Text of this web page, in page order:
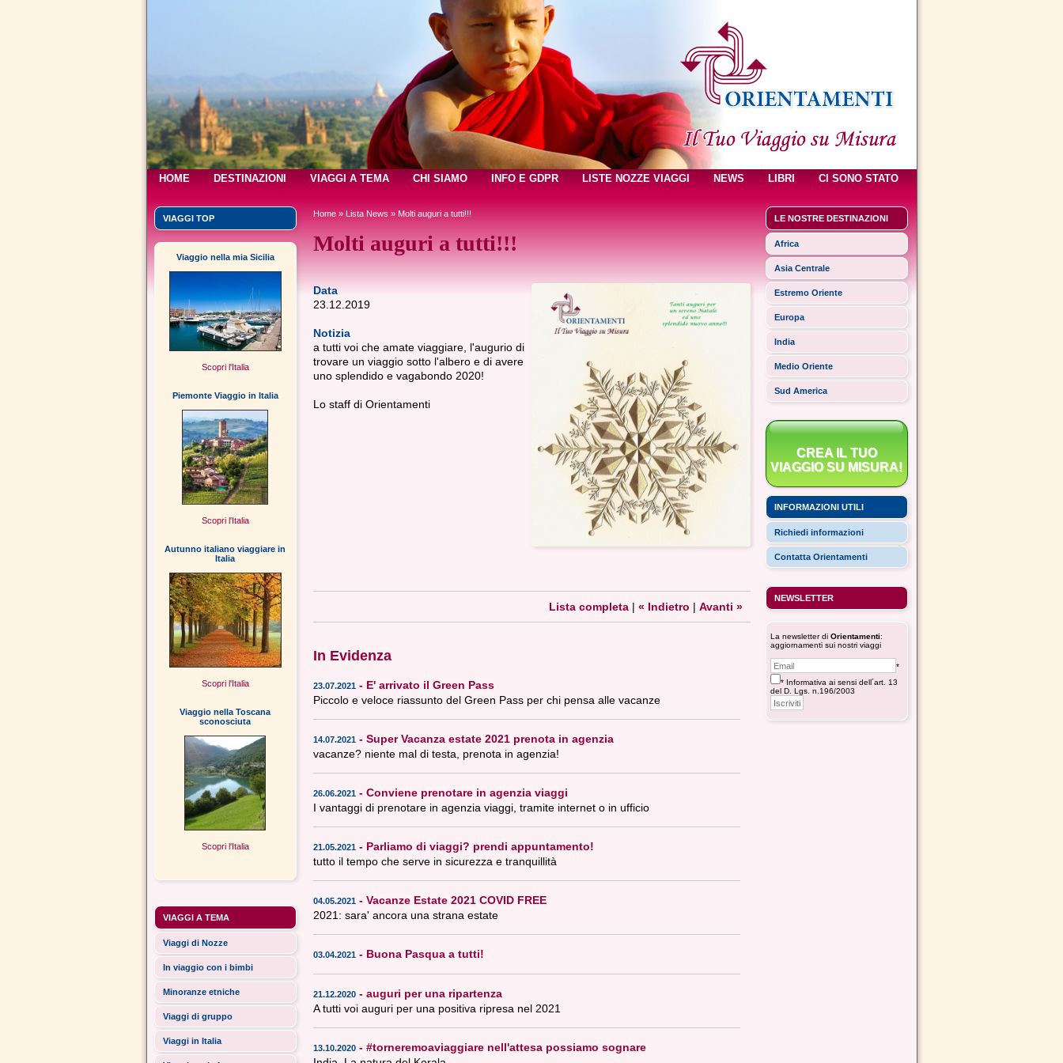
HOME DESTINAZIONI VIAGGI A TEMA CHI SIAMO INFO E GDPR LISTE NOZZE VIAGGI NEWS LIBRI CI SONO STATO
VIAGGI TOP
Viaggio nella mia Sicilia
Scopri l'Italia
Piemonte Viaggio in Italia
Scopri l'Italia
Autunno italiano viaggiare in
Italia
Scopri l'Italia
Viaggio nella Toscana
sconosciuta
Scopri l'Italia
VIAGGI A TEMA
Viaggi di Nozze
In viaggio con i bimbi
Minoranze etniche
Viaggi di gruppo
Viaggi in Italia
Home» Lista News» Molti auguri a tutti!!!
Molti auguri a tutti!!!
Data
23.12.2019
Notizia
a tutti voi che amate viaggiare, l'augurio di
trovare un viaggio sotto l'albero e di avere
uno splendido e vagabondo 2020!
Lo staff di Orientamenti
Lista completa| « Indietro | Avanti »
In Evidenza
23.07.2021- E' arrivato il Green Pass
Piccolo e veloce riassunto del Green Pass per chi pensa alle vacanze
14.07.2021- Super Vacanza estate 2021 prenota in agenzia
vacanze? niente mal di testa, prenota in agenzia!
26.06.2021- Conviene prenotare in agenzia viaggi
I vantaggi di prenotare in agenzia viaggi, tramite internet o in ufficio
21.05.2021- Parliamo di viaggi? prendi appuntamento!
tutto il tempo che serve in sicurezza e tranquillità
04.05.2021- Vacanze Estate 2021 COVID FREE
2021: sara' ancora una strana estate
03.04.2021- Buona Pasqua a tutti!
21.12.2020- auguri per una ripartenza
A tutti voi auguri per una positiva ripresa nel 2021
13.10.2020- #torneremoaviaggiare nell'attesa possiamo sognare
LE NOSTRE DESTINAZIONI
Africa
Asia Centrale
Estremo Oriente
Europa
India
Medio Oriente
Sud America
CREA IL TUO
VIAGGIO SU MISURA!
INFORMAZIONI UTILI
Richiedi informazioni
Contatta Orientamenti
NEWSLETTER
La newsletter di Orientamenti:
aggiornamenti sui nostri viaggi
*
* Informativa ai sensi dell´art. 13
del D. Lgs. n.196/2003